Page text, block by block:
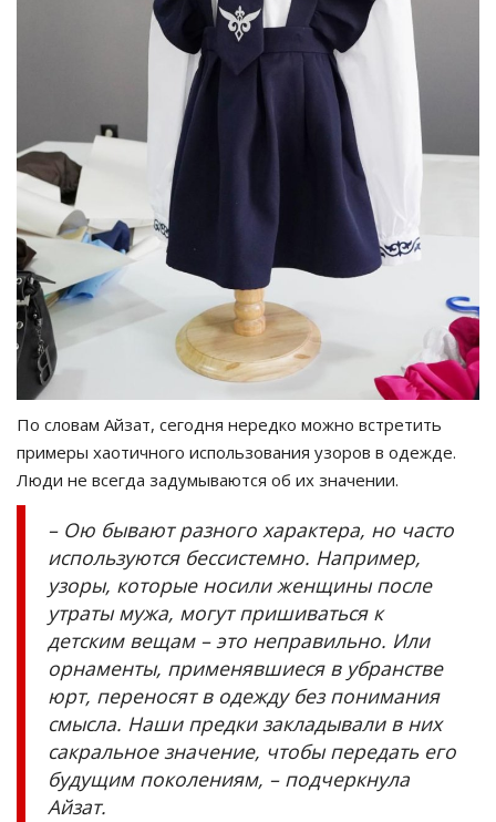
По словам Айзат, сегодня нередко можно встретить
примеры хаотичного использования узоров в одежде.
Люди не всегда задумываются об их значении.
– Ою бывают разного характера, но часто
используются бессистемно. Например,
узоры, которые носили женщины после
утраты мужа, могут пришиваться к
детским вещам – это неправильно. Или
орнаменты, применявшиеся в убранстве
юрт, переносят в одежду без понимания
смысла. Наши предки закладывали в них
сакральное значение, чтобы передать его
будущим поколениям, – подчеркнула
Айзат.